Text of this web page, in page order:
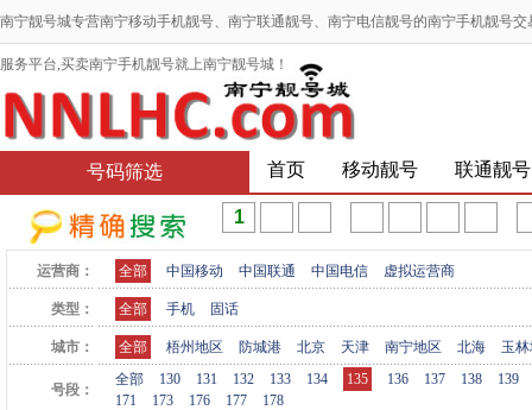
南宁靓号城专营南宁移动手机靓号、南宁联通靓号、南宁电信靓号的南宁手机靓号
服务平台,买卖南宁手机靓号就上南宁靓号城！
号码筛选 首页 移动靓号 联通靓号
运营商： 全部 中国移动 中国联通 中国电信 虚拟运营商
类型： 全部 手机 固话
城市： 全部 梧州地区 防城港 北京 天津 南宁地区 北海 玉
号段：
全部 130 131 132 133 134 135 136 137 138
139
171
173 176 177
178